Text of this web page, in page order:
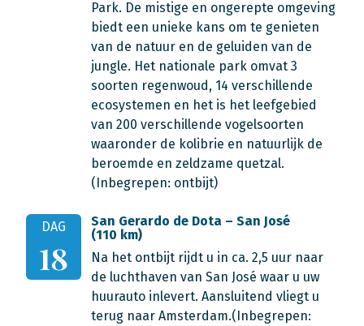
Park. De mistige en ongerepte omgeving
biedt een unieke kans om te genieten
van de natuur en de geluiden van de
jungle. Het nationale park omvat 3
soorten regenwoud, 14 verschillende
ecosystemen en het is het leefgebied
van 200 verschillende vogelsoorten
waaronder de kolibrie en natuurlijk de
beroemde en zeldzame quetzal.
(Inbegrepen: ontbijt)
DAG
18
San Gerardo de Dota – San José
(110 km)
Na het ontbijt rijdt u in ca. 2,5 uur naar
de luchthaven van San José waar u uw
huurauto inlevert. Aansluitend vliegt u
terug naar Amsterdam.(Inbegrepen: